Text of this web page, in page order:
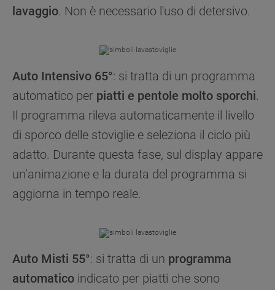
lavaggio. Non è necessario l'uso di detersivo.
Auto Intensivo 65°: si tratta di un programma
automatico per piatti e pentole molto sporchi.
Il programma rileva automaticamente il livello
di sporco delle stoviglie e seleziona il ciclo più
adatto. Durante questa fase, sul display appare
un’animazione e la durata del programma si
aggiorna in tempo reale.
Auto Misti 55°: si tratta di un programma
automatico indicato per piatti che sono